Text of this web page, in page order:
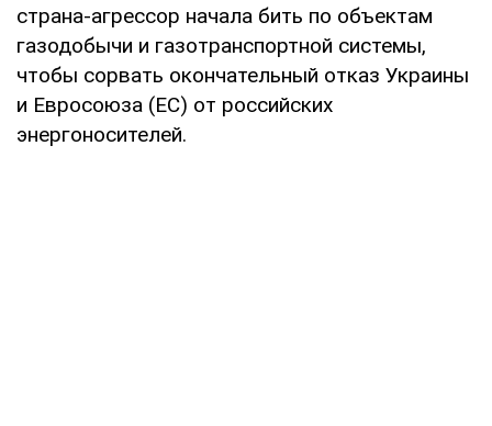
страна-агрессор начала бить по объектам
газодобычи и газотранспортной системы,
чтобы сорвать окончательный отказ Украины
и Евросоюза (ЕС) от российских
энергоносителей.